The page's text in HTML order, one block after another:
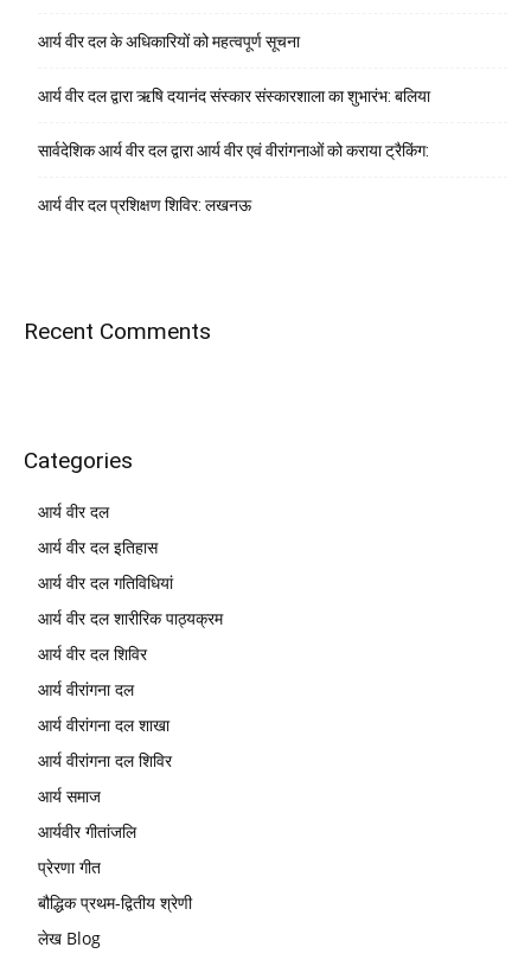
आर्य वीर दल के अधिकारियों को महत्वपूर्ण सूचना
आर्य वीर दल द्वारा ऋषि दयानंद संस्कार संस्कारशाला का शुभारंभ: बलिया
सार्वदेशिक आर्य वीर दल द्वारा आर्य वीर एवं वीरांगनाओं को कराया ट्रैकिंग:
आर्य वीर दल प्रशिक्षण शिविर: लखनऊ
Recent Comments
Categories
आर्य वीर दल
आर्य वीर दल इतिहास
आर्य वीर दल गतिविधियां
आर्य वीर दल शारीरिक पाठ्यक्रम
आर्य वीर दल शिविर
आर्य वीरांगना दल
आर्य वीरांगना दल शाखा
आर्य वीरांगना दल शिविर
आर्य समाज
आर्यवीर गीतांजलि
प्रेरणा गीत
बौद्धिक प्रथम-द्वितीय श्रेणी
लेख Blog